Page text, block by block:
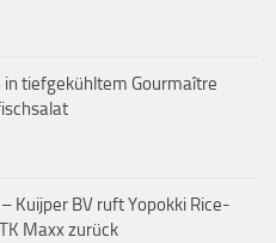
in tiefgekühltem Gourmaître
Kuijper BV ruft Yopokki Rice-
Maxx zurück